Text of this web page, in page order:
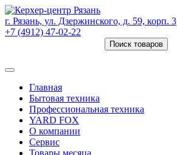
г. Рязань, ул. Дзержинского, д. 59, корп. 3
+7 (4912) 47-02-22
Поиск товаров
Главная
Бытовая техника
Профессиональная техника
YARD FOX
О компании
Сервис
Товары месяца